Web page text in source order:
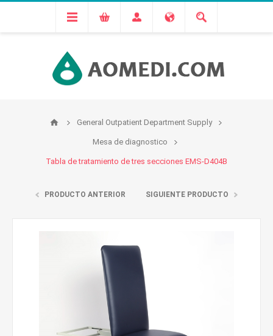
General Outpatient Department Supply
Mesa de diagnostico
Tabla de tratamiento de tres secciones EMS-D404B
PRODUCTO ANTERIOR SIGUIENTE PRODUCTO